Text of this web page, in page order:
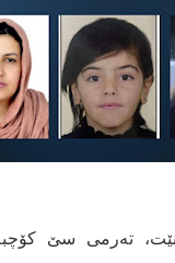
تەرمی سێ